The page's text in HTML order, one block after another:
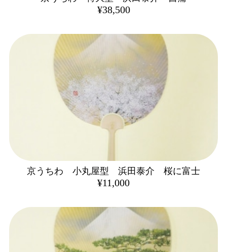
¥38,500
京うちわ 小丸屋型 浜田泰介 桜に富士
¥11,000